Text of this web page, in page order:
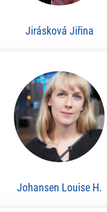
Jirásková Jiřina
Johansen Louise H.